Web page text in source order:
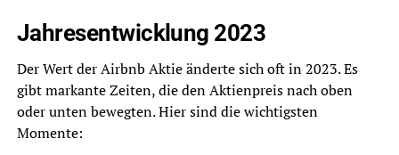
Jahresentwicklung 2023
Der Wert der Airbnb Aktie änderte sich oft in 2023. Es
gibt markante Zeiten, die den Aktienpreis nach oben
oder unten bewegten. Hier sind die wichtigsten
Momente: